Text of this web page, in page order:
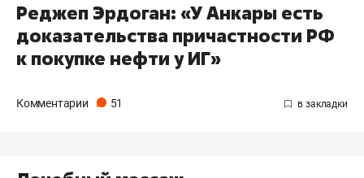
Реджеп Эрдоган: «У Анкары есть
доказательства причастности РФ
к покупке нефти у ИГ»
Комментарии 51